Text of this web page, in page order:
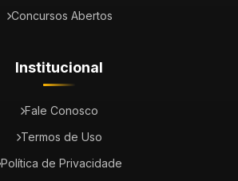
Concursos Abertos
Institucional
Fale Conosco
Termos de Uso
Política de Privacidade